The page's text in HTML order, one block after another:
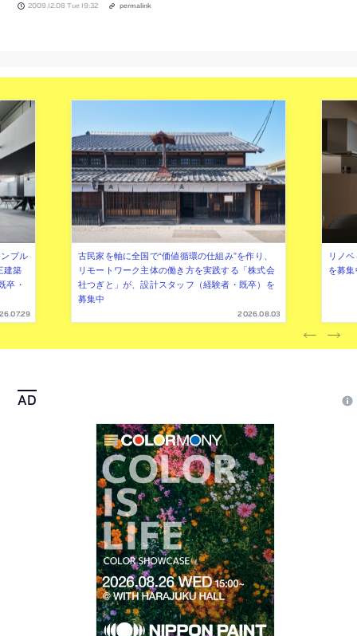
2009.12.08 Tue 19:32 permalink
プル
建築
卒・
古民家を軸に全国で“価値循環の仕組み”を作り、
リモートワーク主体の働き方を実践する「株式会
社つぎと」が、設計スタッフ（経験者・既卒）を
募集中
2026.08.03
リノ
を募